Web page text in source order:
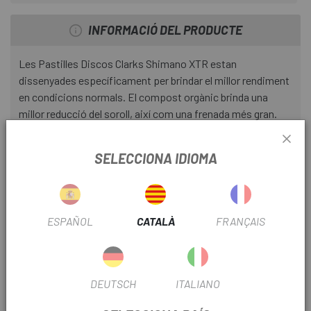
INFORMACIÓ DEL PRODUCTE
Les Pastilles Discos Clarks Shimano XTR estan
dissenyades específicament per brindar el millor rendiment
en condicions normals. El compost orgànic brinda una
millor reducció del soroll, així com una frenada més gran.
Clarks M2 (núm. de sèrie L)
Clarks M3
SELECCIONA IDIOMA
ESPAÑOL CATALÀ FRANÇAIS
DEUTSCH ITALIANO